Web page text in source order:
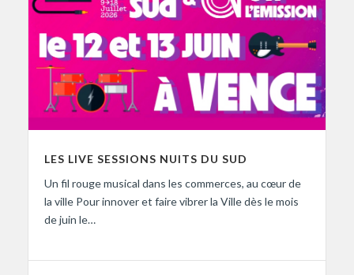
LES LIVE SESSIONS NUITS DU SUD
Un fil rouge musical dans les commerces, au cœur de
la ville Pour innover et faire vibrer la Ville dès le mois
de juin le…